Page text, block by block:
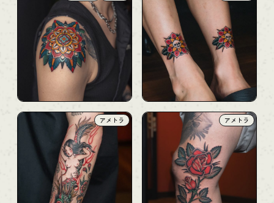
アメトラ アメトラ